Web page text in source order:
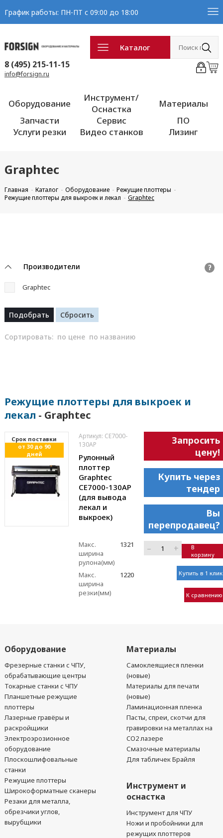
График работы: ПН-ПТ с 09:00 до 18:00
Каталог
8 (495) 215-11-15
info@forsign.ru
Оборудование
Инструмент/
Оснастка
Материалы
Запчасти
Сервис
ПО
Услуги резки
Видео станков Лизинг
Graphtec
Главная Каталог Оборудование
Режущие плоттеры
Режущие плоттеры для выкроек и лекал
Graphtec
Производители ?
Graphtec
Сортировать: по цене по названию
Режущие плоттеры для выкроек и
лекал - Graphtec
Cрок поставки
от 30 до 90
дней
Артикул: CE7000-
130АР
Рулонный
плоттер
Graphtec
CE7000-130AP
(для вывода
лекал и
выкроек)
Макс.
ширина
рулона(мм)
1321
Макс.
ширина
резки(мм)
1220
Запросить
цену!
Купить через
тендер
Вы
перепродавец?
– +
В
корзину
Купить в 1 клик
К сравнению
Оборудование
Фрезерные станки с ЧПУ,
обрабатывающие центры
Токарные станки с ЧПУ
Планшетные режущие
плоттеры
Лазерные гравёры и
раскройщики
Электроэрозионное
оборудование
Плоскошлифовальные
станки
Режущие плоттеры
Широкоформатные сканеры
Резаки для металла,
обрезчики углов,
вырубщики
Материалы
Самоклеящиеся пленки
(новые)
Материалы для печати
(новые)
Ламинационная пленка
Пасты, спреи, скотчи для
гравировки на металлах на
CO2 лазере
Смазочные материалы
Для табличек Брайля
Инструмент и
оснастка
Инструмент для ЧПУ
Ножи и пробойники для
режущих плоттеров